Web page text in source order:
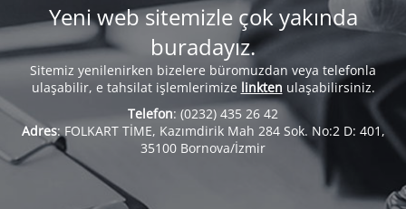
Yeni web sitemizle çok yakında
buradayız.
Sitemiz yenilenirken bizelere büromuzdan veya telefonla
ulaşabilir, e tahsilat işlemlerimize linkten ulaşabilirsiniz.
Telefon: (0232) 435 26 42
Adres: FOLKART TİME, Kazımdirik Mah 284 Sok. No:2 D: 401,
35100 Bornova/İzmir